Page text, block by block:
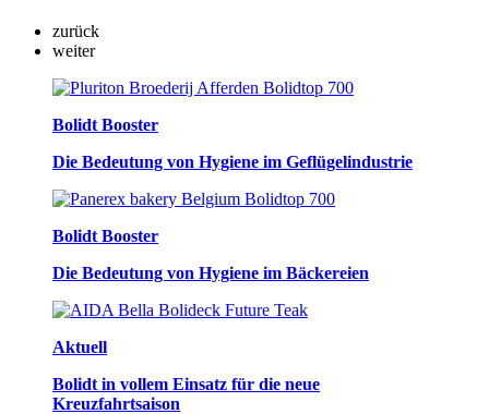
zurück
weiter
Bolidt Booster
Die Bedeutung von Hygiene im Geflügelindustrie
Bolidt Booster
Die Bedeutung von Hygiene im Bäckereien
Aktuell
Bolidt in vollem Einsatz für die neue
Kreuzfahrtsaison